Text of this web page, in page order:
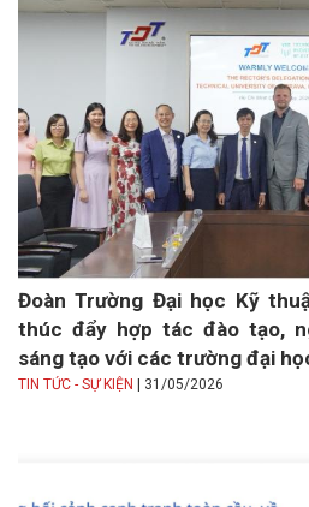
Đoàn Trường Đại học Kỹ
thúc đẩy hợp tác đào tạo,
sáng tạo với các trường đại
TIN TỨC - SỰ KIỆN | 31/05/2026